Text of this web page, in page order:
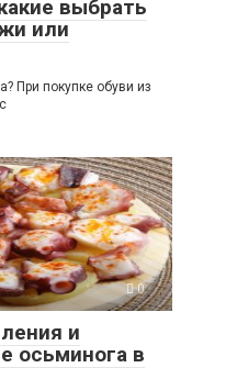
выбрать
или
При покупке обуви из
0
и
осьминога в